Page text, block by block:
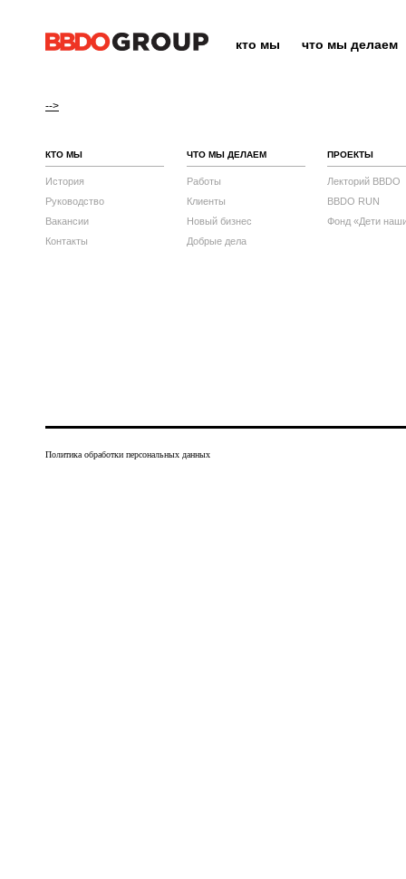
кто мы что мы делаем
-->
КТО МЫ
История
Руководство
Вакансии
Контакты
ЧТО МЫ ДЕЛАЕМ
Работы
Клиенты
Новый бизнес
Добрые дела
ПРОЕКТЫ
Лекторий BBDO
BBDO RUN
Фонд «Дети
Политика обработки персональных данных